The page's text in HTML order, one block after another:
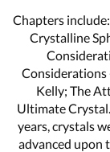
Chapters
Crystalline
Considerations
Kelly; The
Ultimate
years, crystals
advanced upon